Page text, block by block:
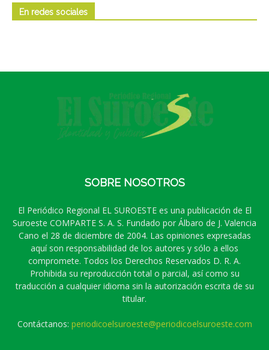
En redes sociales
SOBRE NOSOTROS
El Periódico Regional EL SUROESTE es una publicación de El
Suroeste COMPARTE S. A. S. Fundado por Álbaro de J. Valencia
Cano el 28 de diciembre de 2004. Las opiniones expresadas
aquí son responsabilidad de los autores y sólo a ellos
compromete. Todos los Derechos Reservados D. R. A.
Prohibida su reproducción total o parcial, así como su
traducción a cualquier idioma sin la autorización escrita de su
titular.
Contáctanos: periodicoelsuroeste@periodicoelsuroeste.com